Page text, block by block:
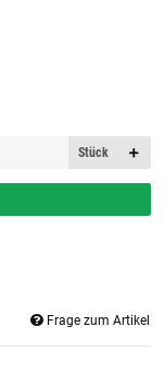
Stück
Frage zum Artikel